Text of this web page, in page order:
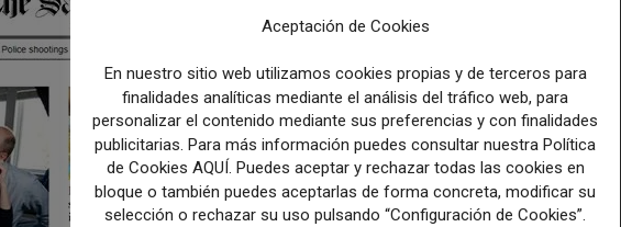
Aceptación de Cookies
En nuestro sitio web utilizamos cookies propias y de terceros para
finalidades analíticas mediante el análisis del tráfico web, para
personalizar el contenido mediante sus preferencias y con finalidades
publicitarias. Para más información puedes consultar nuestra Política
de Cookies AQUÍ. Puedes aceptar y rechazar todas las cookies en
bloque o también puedes aceptarlas de forma concreta, modificar su
selección o rechazar su uso pulsando “Configuración de Cookies”.